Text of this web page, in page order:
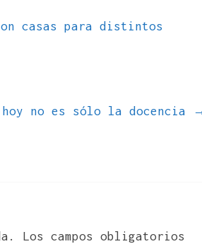
casas para distintos
hoy no es sólo la docencia
Los campos obligatorios